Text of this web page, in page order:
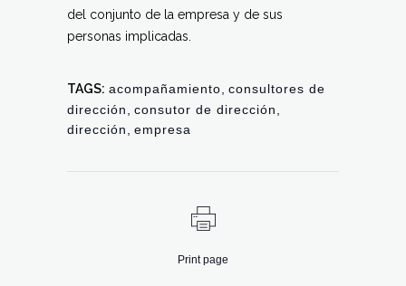
del conjunto de la empresa y de sus
personas implicadas.
TAGS: acompañamiento consultores de
dirección
consutor de dirección
dirección
empresa
Print page